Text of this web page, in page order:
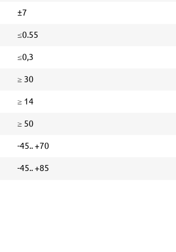
±7
≤0.55
≤0,3
≥ 30
≥ 14
≥ 50
-45.. +70
-45.. +85